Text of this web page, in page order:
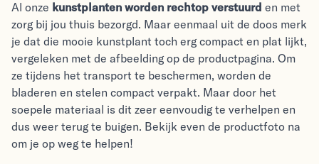
Al onze kunstplanten worden rechtop verstuurd en met
zorg bij jou thuis bezorgd. Maar eenmaal uit de doos merk
je dat die mooie kunstplant toch erg compact en plat lijkt,
vergeleken met de afbeelding op de productpagina. Om
ze tijdens het transport te beschermen, worden de
bladeren en stelen compact verpakt. Maar door het
soepele materiaal is dit zeer eenvoudig te verhelpen en
dus weer terug te buigen. Bekijk even de productfoto na
om je op weg te helpen!